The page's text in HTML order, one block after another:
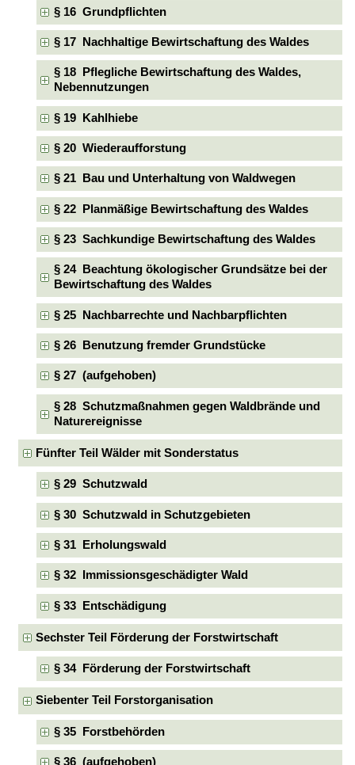
§ 16 Grundpflichten
§ 17 Nachhaltige Bewirtschaftung des Waldes
§ 18 Pflegliche Bewirtschaftung des Waldes,
Nebennutzungen
§ 19 Kahlhiebe
§ 20 Wiederaufforstung
§ 21 Bau und Unterhaltung von Waldwegen
§ 22 Planmäßige Bewirtschaftung des Waldes
§ 23 Sachkundige Bewirtschaftung des Waldes
§ 24 Beachtung ökologischer Grundsätze bei der
Bewirtschaftung des Waldes
§ 25 Nachbarrechte und Nachbarpflichten
§ 26 Benutzung fremder Grundstücke
§ 27 (aufgehoben)
§ 28 Schutzmaßnahmen gegen Waldbrände und
Naturereignisse
Fünfter Teil Wälder mit Sonderstatus
§ 29 Schutzwald
§ 30 Schutzwald in Schutzgebieten
§ 31 Erholungswald
§ 32 Immissionsgeschädigter Wald
§ 33 Entschädigung
Sechster Teil Förderung der Forstwirtschaft
§ 34 Förderung der Forstwirtschaft
Siebenter Teil Forstorganisation
§ 35 Forstbehörden
§ 36 (aufgehoben)